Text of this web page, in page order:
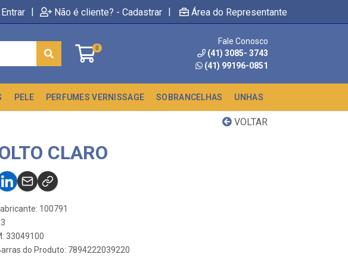
| Não é cliente? - Cadastrar | Área do Representante
0
Fale Conosco
(41) 3085- 3743
(41) 99196-0851
PELE PERFUMES VERNISSAGE SOBRANCELHAS UNHAS
VOLTAR
CLARO
100791
33049100
do Produto: 7894222039220